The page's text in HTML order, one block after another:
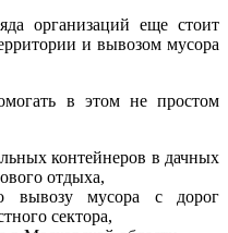
организаций еще стоит
и вывозом мусора
в этом не простом
контейнеров в дачных
отдыха,
вывозу мусора с дорог
сектора,